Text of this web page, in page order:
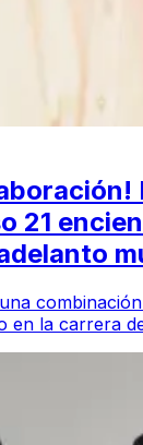
21
en la carrera